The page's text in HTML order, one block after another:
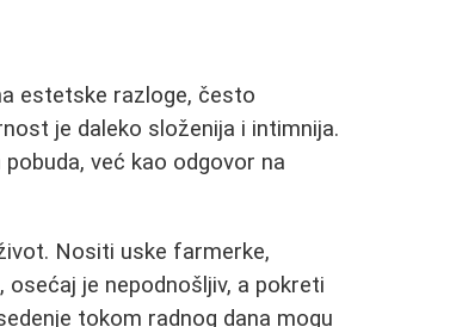
estetske razloge, često
je daleko složenija i intimnija.
već kao odgovor na
Nositi uske farmerke,
je nepodnošljiv, a pokreti
tokom radnog dana mogu